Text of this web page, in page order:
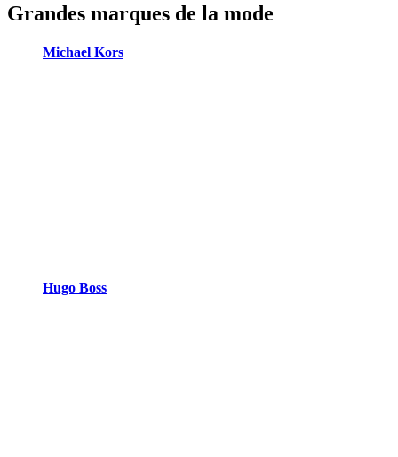
Grandes marques de la mode
Michael Kors
Hugo Boss